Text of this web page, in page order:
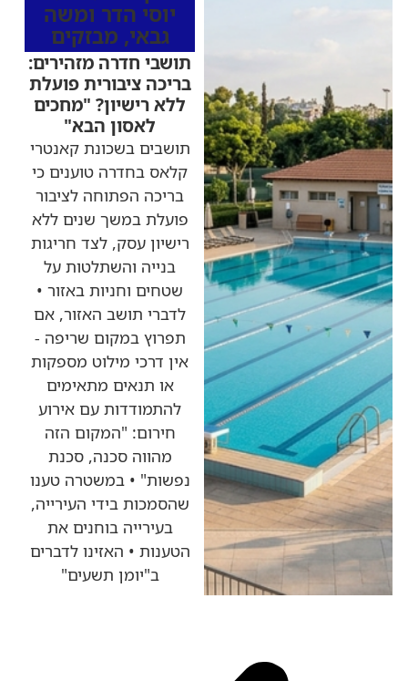
יוסי הדר ומשה
גבאי, מבזקים
תושבי חדרה מזהירים:
בריכה ציבורית פועלת
ללא רישיון? "מחכים
לאסון הבא"
תושבים בשכונת קאנטרי
קלאס בחדרה טוענים כי
בריכה הפתוחה לציבור
פועלת במשך שנים ללא
רישיון עסק, לצד חריגות
בנייה והשתלטות על
שטחים וחניות באזור •
לדברי תושב האזור, אם
תפרוץ במקום שריפה -
אין דרכי מילוט מספקות
או תנאים מתאימים
להתמודדות עם אירוע
חירום: "המקום הזה
מהווה סכנה, סכנת
נפשות" • במשטרה טענו
שהסמכות בידי העירייה,
בעירייה בוחנים את
הטענות • האזינו לדברים
ב"יומן תשעים"